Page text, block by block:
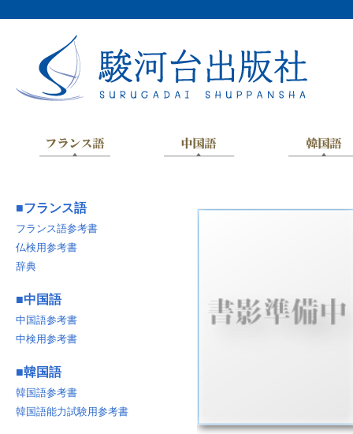
■フランス語
フランス語参考書
仏検用参考書
辞典
■中国語
中国語参考書
中検用参考書
■韓国語
韓国語参考書
韓国語能力試験用参考書